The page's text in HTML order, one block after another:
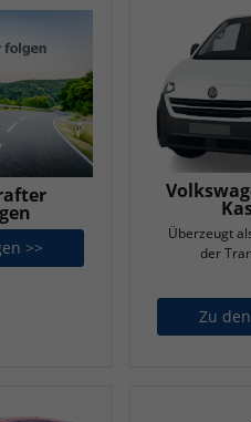
>> Volkswagen Crafter
Überzeugt
der
Zu